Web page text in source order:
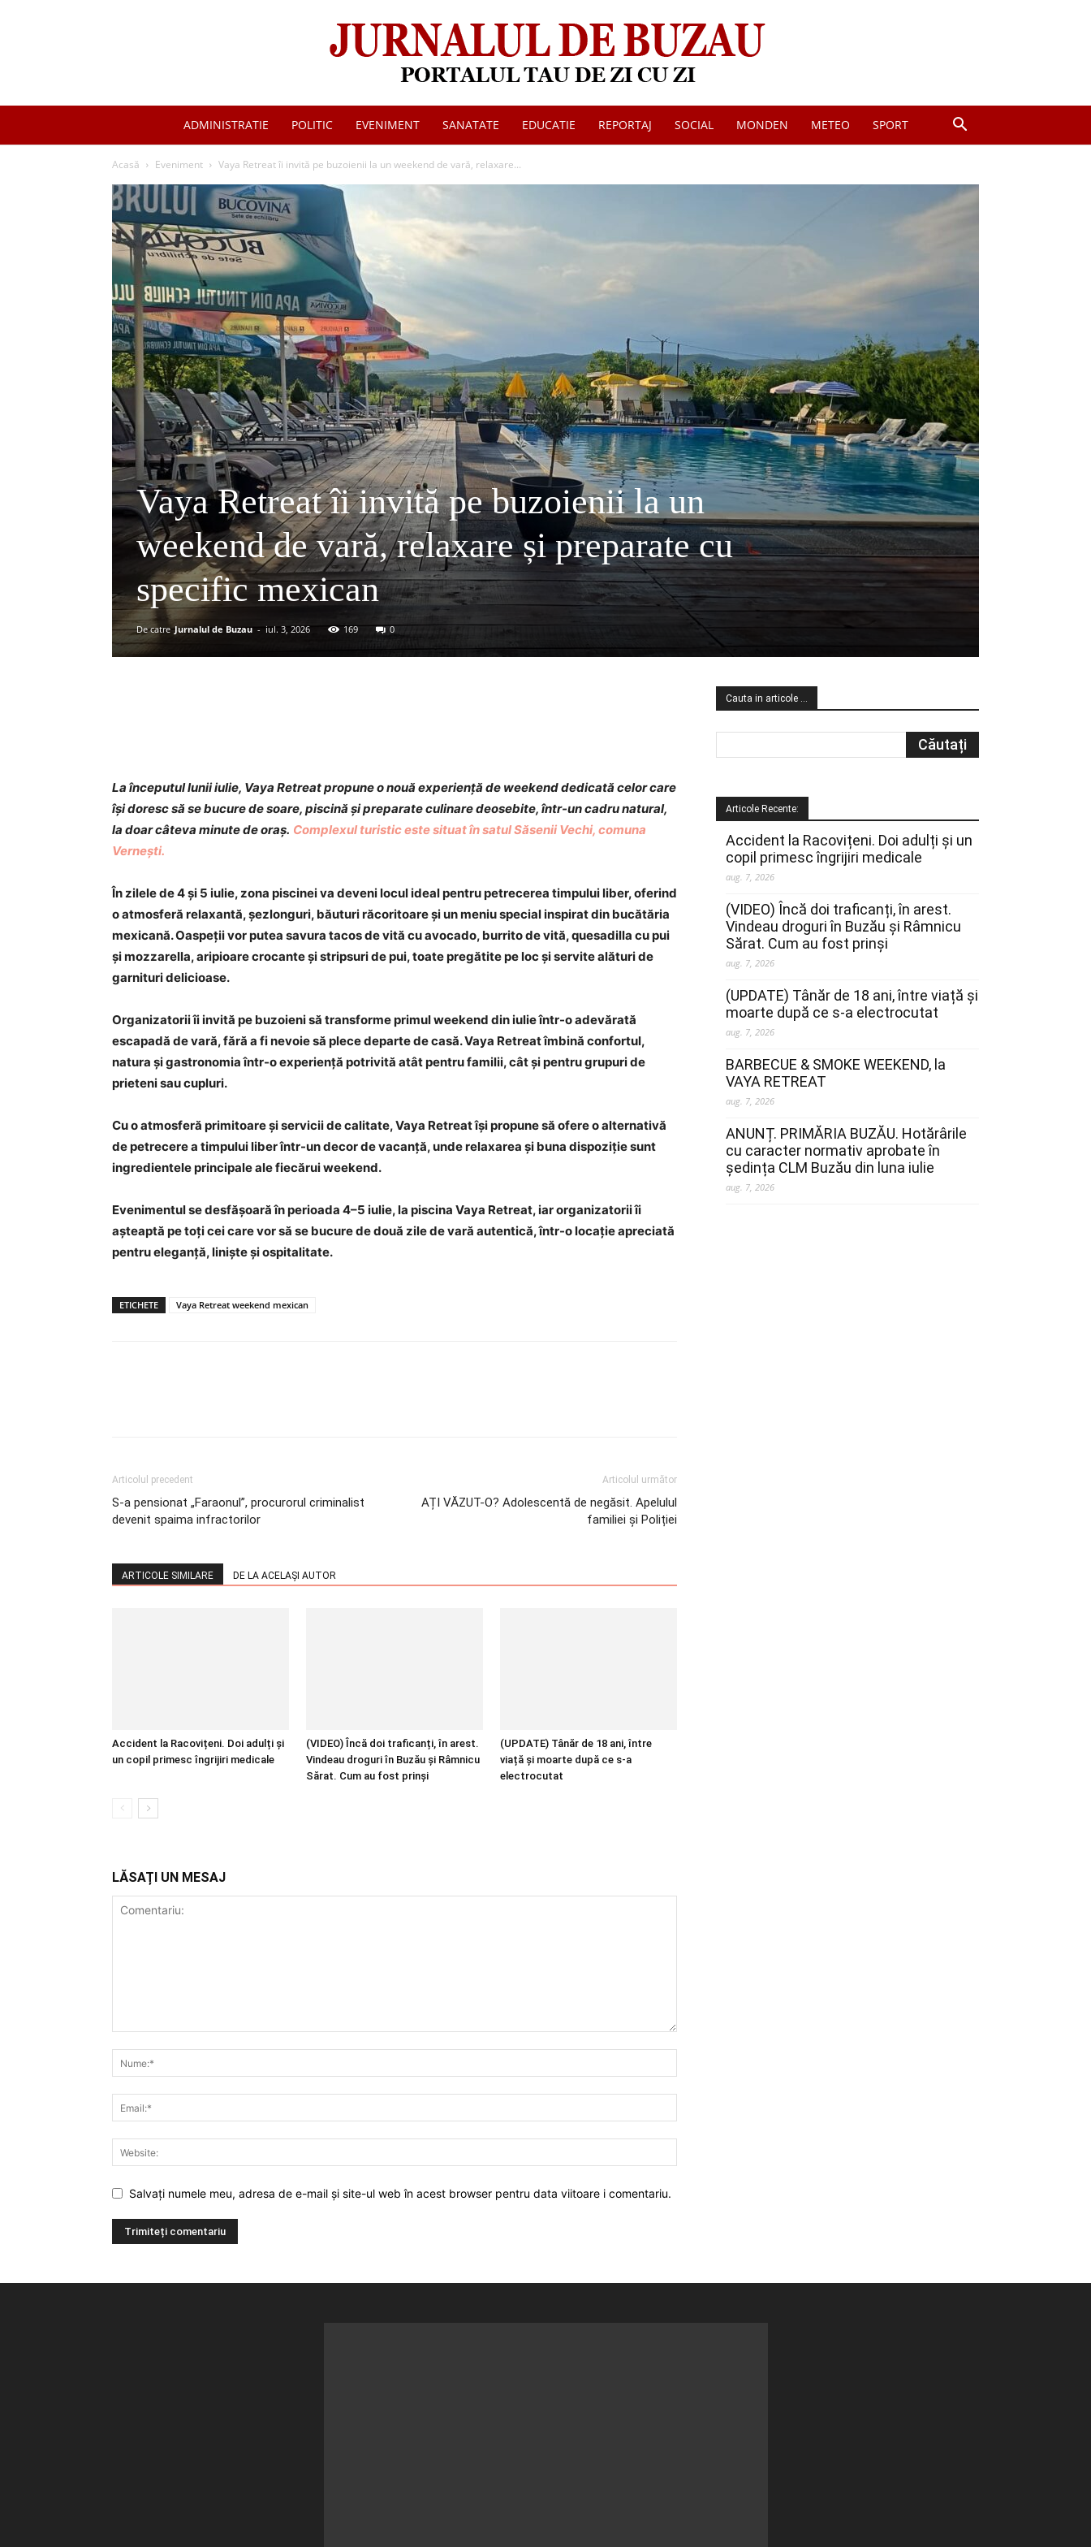
Jurnalul
Buzau
ADMINISTRATIE POLITIC EVENIMENT SANATATE EDUCATIE REPORTAJ SOCIAL MONDEN METEO SPORT
Acasă Eveniment Vaya Retreat îi invită pe buzoienii la un weekend de vară, relaxare...
Vaya Retreat îi invită pe buzoienii la un
weekend de vară, relaxare și preparate cu
specific mexican
De catre Jurnalul de Buzau - iul. 3, 2026 169 0
La începutul lunii iulie, Vaya Retreat propune o nouă experiență de weekend dedicată celor care
își doresc să se bucure de soare, piscină și preparate culinare deosebite, într-un cadru natural,
la doar câteva minute de oraș. Complexul turistic este situat în satul Săsenii Vechi, comuna
Vernești.
În zilele de 4 și 5 iulie, zona piscinei va deveni locul ideal pentru petrecerea timpului liber, oferind
o atmosferă relaxantă, șezlonguri, băuturi răcoritoare și un meniu special inspirat din bucătăria
mexicană. Oaspeții vor putea savura tacos de vită cu avocado, burrito de vită, quesadilla cu pui
și mozzarella, aripioare crocante și stripsuri de pui, toate pregătite pe loc și servite alături de
garnituri delicioase.
Organizatorii îi invită pe buzoieni să transforme primul weekend din iulie într-o adevărată
escapadă de vară, fără a fi nevoie să plece departe de casă. Vaya Retreat îmbină confortul,
natura și gastronomia într-o experiență potrivită atât pentru familii, cât și pentru grupuri de
prieteni sau cupluri.
Cu o atmosferă primitoare și servicii de calitate, Vaya Retreat își propune să ofere o alternativă
de petrecere a timpului liber într-un decor de vacanță, unde relaxarea și buna dispoziție sunt
ingredientele principale ale fiecărui weekend.
Evenimentul se desfășoară în perioada 4–5 iulie, la piscina Vaya Retreat, iar organizatorii îi
așteaptă pe toți cei care vor să se bucure de două zile de vară autentică, într-o locație apreciată
pentru eleganță, liniște și ospitalitate.
ETICHETE Vaya Retreat weekend mexican
Articolul precedent
S-a pensionat „Faraonul”, procurorul criminalist
devenit spaima infractorilor
Articolul următor
AȚI VĂZUT-O? Adolescentă de negăsit. Apelulul
familiei și Poliției
ARTICOLE SIMILARE DE LA ACELAȘI AUTOR
Accident la Racovițeni. Doi adulți și
un copil primesc îngrijiri medicale
(VIDEO) Încă doi traficanți, în arest.
Vindeau droguri în Buzău și Râmnicu
Sărat. Cum au fost prinși
(UPDATE) Tânăr de 18 ani, între
viață și moarte după ce s-a
electrocutat
LĂSAȚI UN MESAJ
Salvați numele meu, adresa de e-mail și site-ul web în acest browser pentru data viitoare i comentariu.
Cauta in articole …
Articole Recente:
Accident la Racovițeni. Doi adulți și un
copil primesc îngrijiri medicale
aug. 7, 2026
(VIDEO) Încă doi traficanți, în arest.
Vindeau droguri în Buzău și Râmnicu
Sărat. Cum au fost prinși
aug. 7, 2026
(UPDATE) Tânăr de 18 ani, între viață și
moarte după ce s-a electrocutat
aug. 7, 2026
BARBECUE & SMOKE WEEKEND, la
VAYA RETREAT
aug. 7, 2026
ANUNȚ. PRIMĂRIA BUZĂU. Hotărârile
cu caracter normativ aprobate în
ședința CLM Buzău din luna iulie
aug. 7, 2026